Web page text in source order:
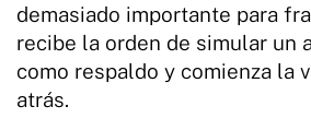
demasiado importante para
recibe la orden de simular un
como respaldo y comienza la
atrás.